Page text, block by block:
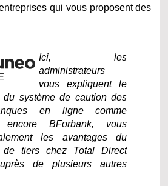
qui vous proposent des
Ici, les
administrateurs
vous expliquent le
du système de caution des
en ligne comme
BForbank, vous
les avantages du
de tiers chez Total Direct
de plusieurs autres